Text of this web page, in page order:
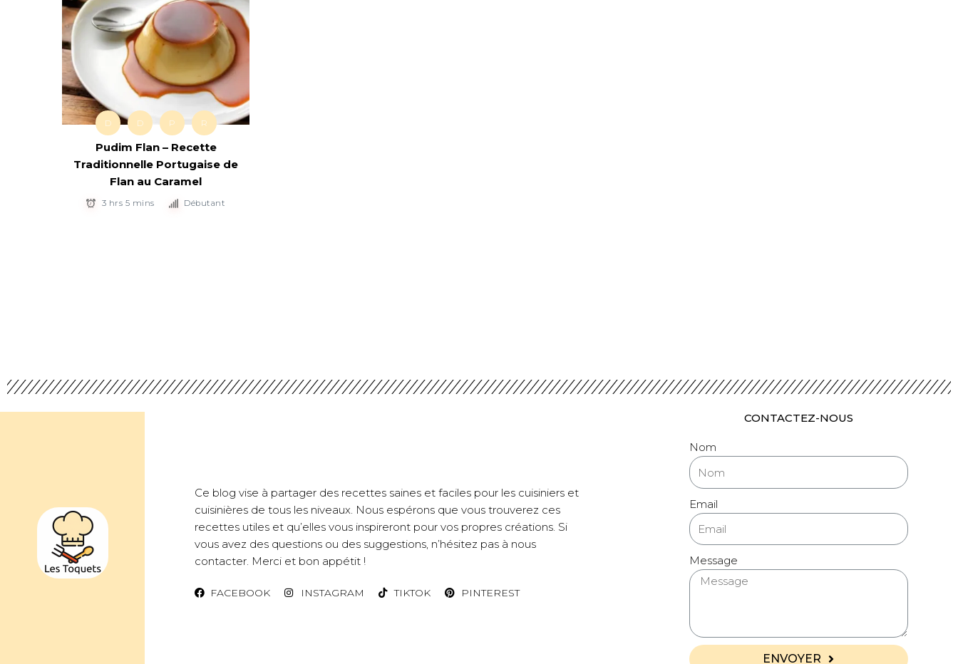
D D P R
Pudim Flan – Recette
Traditionnelle Portugaise de
Flan au Caramel
3 hrs 5 mins Débutant
Ce blog vise à partager des recettes saines et faciles pour les cuisiniers et
cuisinières de tous les niveaux. Nous espérons que vous trouverez ces
recettes utiles et qu’elles vous inspireront pour vos propres créations. Si
vous avez des questions ou des suggestions, n’hésitez pas à nous
contacter. Merci et bon appétit !
FACEBOOK INSTAGRAM TIKTOK PINTEREST
CONTACTEZ-NOUS
Nom
Email
Message
ENVOYER